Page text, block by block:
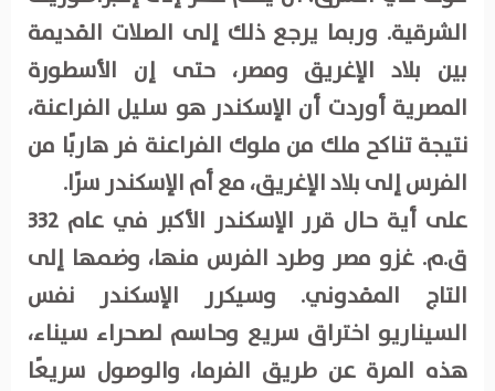
الشرقية. وربما يرجع ذلك إلى الصلات القديمة
بين بلاد الإغريق ومصر، حتى إن الأسطورة
المصرية أوردت أن الإسكندر هو سليل الفراعنة،
نتيجة تناكح ملك من ملوك الفراعنة فر هاربًا من
الفرس إلى بلاد الإغريق، مع أم الإسكندر سرًا.
على أية حال قرر الإسكندر الأكبر في عام 332
ق.م. غزو مصر وطرد الفرس منها، وضمها إلى
التاج المقدوني. وسيكرر الإسكندر نفس
السيناريو اختراق سريع وحاسم لصحراء سيناء،
هذه المرة عن طريق الفرما، والوصول سريعًا